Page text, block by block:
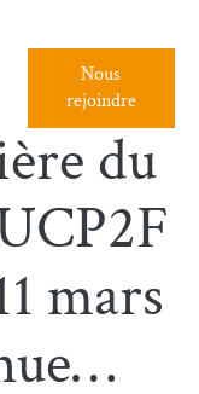
Nous
rejoindre
du
mars